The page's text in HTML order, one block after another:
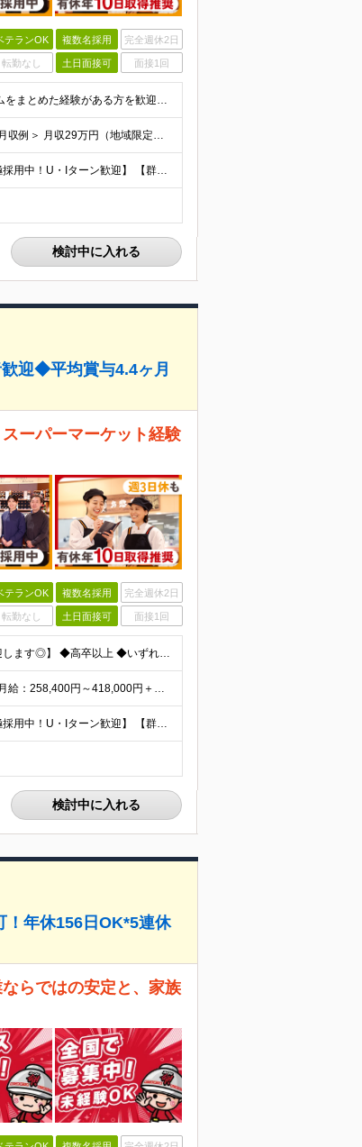
テランOK 複数名採用 完全週休2日
転勤なし 土日面接可 面接1回
◆人との関わりを重視したお仕事の経験がある方 とくにチームをまとめた経験がある方を歓迎します ┗例えば… □スーパーマーケット・ホームセンター・ドラッグストアなどの 小売業でチームをまと
【賞与平均2.4ケ月分│決算賞与も20年以上連続で支給中！】 ＜月収例＞ 月収29万円（地域限定正社員／残業代・各種手当含む） 月収26万円（契約社員／残業代・各種手当含む） ◆月給：月給258,
【埼玉、千葉、群馬、東京、神奈川、茨城、栃木の各店舗で積極採用中！U・Iターン歓迎】 【群馬県】 安中/伊勢崎/太田/桐生/高崎/館林/富岡/ 中之条/藤岡/前橋 【茨城県】 古河/取手/竜ヶ崎
検討中に入れる
迎◆平均賞与4.4ヶ月
ーパーマーケット経験
テランOK 複数名採用 完全週休2日
転勤なし 土日面接可 面接1回
【生鮮・調理経験者歓迎！スーパーマーケット経験者は特に歓迎します◎】 ◆高卒以上 ◆いずれかのご経験をお持ちの方 ・スーパーの生鮮売場（鮮魚・精肉・青果）での勤務経験がある方 ・鮮魚専門店や精肉専門店
【賞与平均4.4ケ月分│決算賞与も20年以上連続で支給中！】 ◆月給：258,400円～418,000円＋残業代＋各種手当 ※給与は前職での経験、スキルを考慮し、決定します ※残業代は全額支給します
【埼玉、千葉、群馬、東京、神奈川、茨城、栃木の各店舗で積極採用中！U・Iターン歓迎】 【群馬県】 安中/伊勢崎/太田/桐生/高崎/館林/富岡/ 中之条/藤岡/前橋 【茨城県】 古河/取手/竜ヶ崎
検討中に入れる
！年休156日OK*5連休
らではの安定と、家族